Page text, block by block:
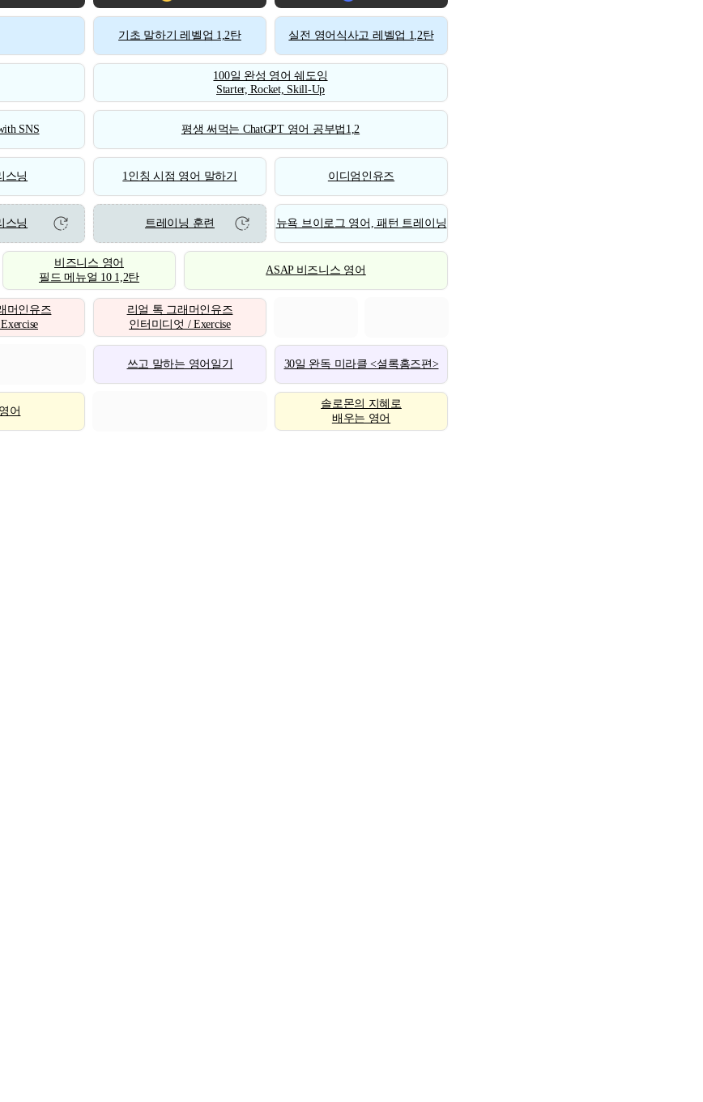
기초 말하기 레벨업 1,2탄 실전 영어식사고 레벨업 1,2탄
100일 완성 영어 쉐도잉
Starter, Rocket, Skill-Up
SNS 평생 써먹는 ChatGPT 영어 공부법1,2
스닝 1인칭 시점 영어 말하기 이디엄인유즈
스닝 트레이닝 훈련 뉴욕 브이로그 영어, 패턴 트레이닝
비즈니스 영어
필드 메뉴얼 10 1,2탄
ASAP 비즈니스 영어
머인유즈
리얼 톡 그래머인유즈
인터미디엇 / Exercise
쓰고 말하는 영어일기 30일 완독 미라클 <셜록홈즈편>
어
솔로몬의 지혜로
배우는 영어